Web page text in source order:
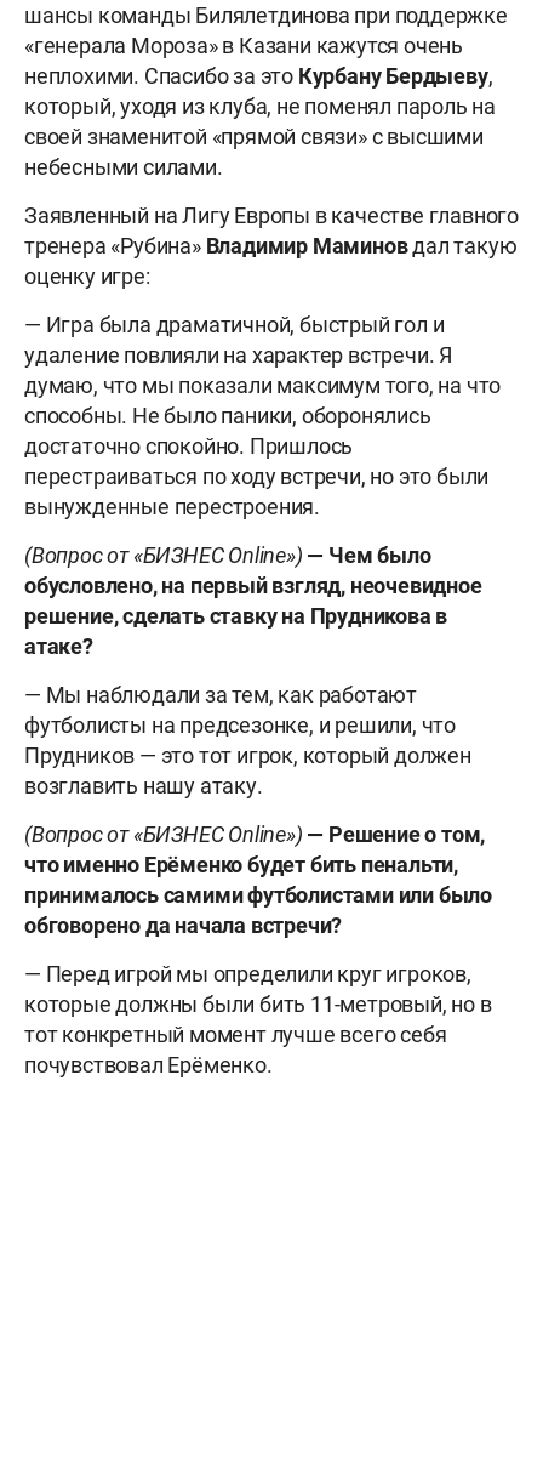
шансы команды Билялетдинова при поддержке
«генерала Мороза» в Казани кажутся очень
неплохими. Спасибо за это Курбану Бердыеву,
который, уходя из клуба, не поменял пароль на
своей знаменитой «прямой связи» с высшими
небесными силами.
Заявленный на Лигу Европы в качестве главного
тренера «Рубина» Владимир Маминовдал такую
оценку игре:
— Игра была драматичной, быстрый гол и
удаление повлияли на характер встречи. Я
думаю, что мы показали максимум того, на что
способны. Не было паники, оборонялись
достаточно спокойно. Пришлось
перестраиваться по ходу встречи, но это были
вынужденные перестроения.
(Вопрос от «БИЗНЕС Online») — Чем было
обусловлено, на первый взгляд, неочевидное
решение, сделать ставку на Прудникова в
атаке?
— Мы наблюдали за тем, как работают
футболисты на предсезонке, и решили, что
Прудников — это тот игрок, который должен
возглавить нашу атаку.
(Вопрос от «БИЗНЕС Online») — Решение о том,
что именно Ерёменко будет бить пенальти,
принималось самими футболистами или было
обговорено да начала встречи?
— Перед игрой мы определили круг игроков,
которые должны были бить 11-метровый, но в
тот конкретный момент лучше всего себя
почувствовал Ерёменко.